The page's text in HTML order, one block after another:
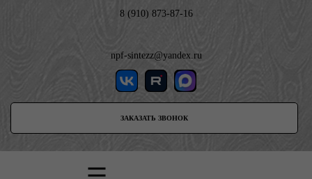
8 (910) 873-87-16
npf-sintezz@yandex.ru
ЗАКАЗАТЬ ЗВОНОК